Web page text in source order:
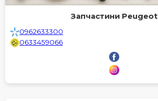
Запчастини Peugeot
0962633300
0633459066